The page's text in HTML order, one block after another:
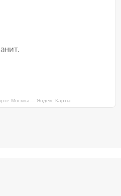
Москвы — Яндекс Карты